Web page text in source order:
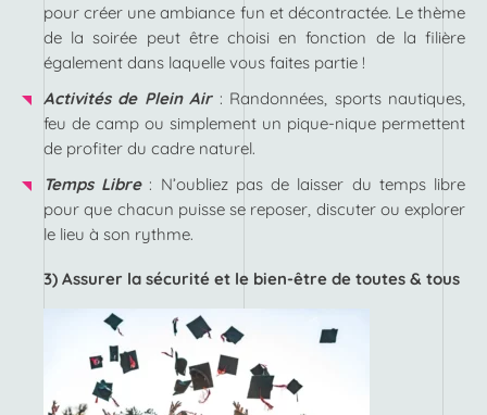
pour créer une ambiance fun et décontractée. Le thème
de la soirée peut être choisi en fonction de la filière
également dans laquelle vous faites partie !
Activités de Plein Air : Randonnées, sports nautiques,
feu de camp ou simplement un pique-nique permettent
de profiter du cadre naturel.
Temps Libre : N’oubliez pas de laisser du temps libre
pour que chacun puisse se reposer, discuter ou explorer
le lieu à son rythme.
3) Assurer la sécurité et le bien-être de toutes & tous